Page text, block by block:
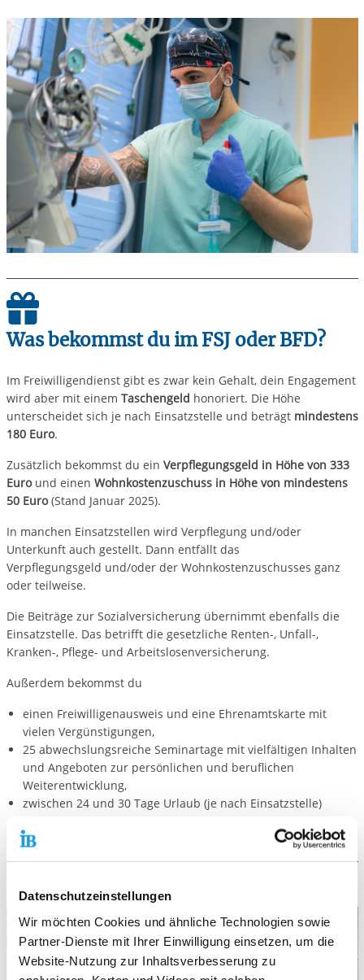
Datenschutzeinstellungen
Wir möchten Cookies und ähnliche Technologien sowie
Partner-Dienste mit Ihrer Einwilligung einsetzen, um die
Website-Nutzung zur Inhaltsverbesserung zu
Was bekommst du im FSJ oder BFD?
Im Freiwilligendienst gibt es zwar kein Gehalt, dein Engagement
wird aber mit einem Taschengeld honoriert. Die Höhe
unterscheidet sich je nach Einsatzstelle und beträgt mindestens
180 Euro.
Zusätzlich bekommst du ein Verpflegungsgeld in Höhe von 333
Euround einen Wohnkostenzuschuss in Höhe von mindestens
50 Euro(Stand Januar 2025).
In manchen Einsatzstellen wird Verpflegung und/oder
Unterkunft auch gestellt. Dann entfällt das
Verpflegungsgeld und/oder der Wohnkostenzuschusses ganz
oder teilweise.
Die Beiträge zur Sozialversicherung übernimmt ebenfalls die
Einsatzstelle. Das betrifft die gesetzliche Renten-, Unfall-,
Kranken-, Pflege- und Arbeitslosenversicherung.
Außerdem bekommst du
einen Freiwilligenausweis und eine Ehrenamtskarte mit
vielen Vergünstigungen,
25 abwechslungsreiche Seminartage mit vielfältigen Inhalten
und Angeboten zur persönlichen und beruflichen
Weiterentwicklung,
zwischen 24 und 30 Tage Urlaub (je nach Einsatzstelle)
eine Anerkennungsurkunde.